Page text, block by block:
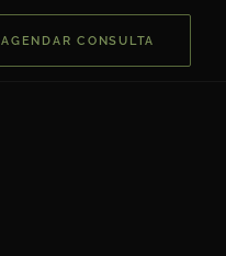
AGENDAR CONSULTA